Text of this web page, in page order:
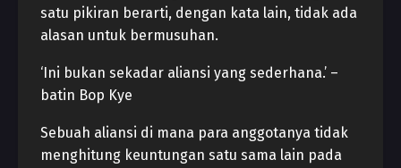
satu pikiran berarti, dengan kata lain, tidak ada
alasan untuk bermusuhan.
‘Ini bukan sekadar aliansi yang sederhana.’ –
batin Bop Kye
Sebuah aliansi di mana para anggotanya tidak
menghitung keuntungan satu sama lain pada